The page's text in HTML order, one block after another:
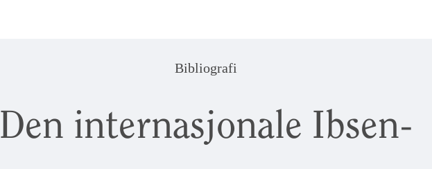
Bibliografi
Den internasjonale Ibsen-